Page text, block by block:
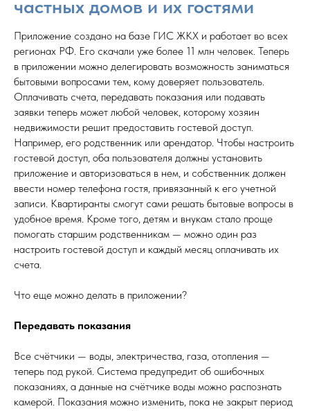
частных домов и их гостями
Приложение создано на базе ГИС ЖКХ и работает во всех
регионах РФ. Его скачали уже более 11 млн человек. Теперь
в приложении можно делегировать возможность заниматься
бытовыми вопросами тем, кому доверяет пользователь.
Оплачивать счета, передавать показания или подавать
заявки теперь может любой человек, которому хозяин
недвижимости решит предоставить гостевой доступ.
Например, его родственник или арендатор. Чтобы настроить
гостевой доступ, оба пользователя должны установить
приложение и авторизоваться в нем, и собственник должен
ввести номер телефона гостя, привязанный к его учетной
записи. Квартиранты смогут сами решать бытовые вопросы в
удобное время. Кроме того, детям и внукам стало проще
помогать старшим родственникам — можно один раз
настроить гостевой доступ и каждый месяц оплачивать их
счета.
Что еще можно делать в приложении?
Передавать показания
Все счётчики — воды, электричества, газа, отопления —
теперь под рукой. Система предупредит об ошибочных
показаниях, а данные на счётчике воды можно распознать
камерой. Показания можно изменить, пока не закрыт период